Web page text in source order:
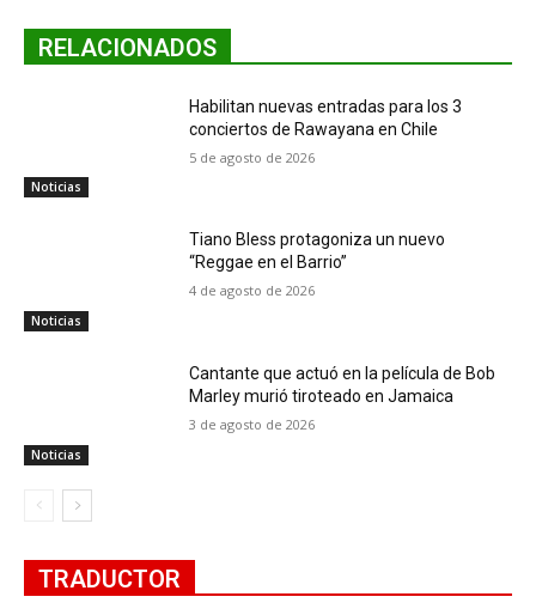
RELACIONADOS
Noticias
Habilitan nuevas entradas para los 3
conciertos de Rawayana en Chile
5 de agosto de 2026
Noticias
Tiano Bless protagoniza un nuevo
“Reggae en el Barrio”
4 de agosto de 2026
Noticias
Cantante que actuó en la película de Bob
Marley murió tiroteado en Jamaica
3 de agosto de 2026
TRADUCTOR